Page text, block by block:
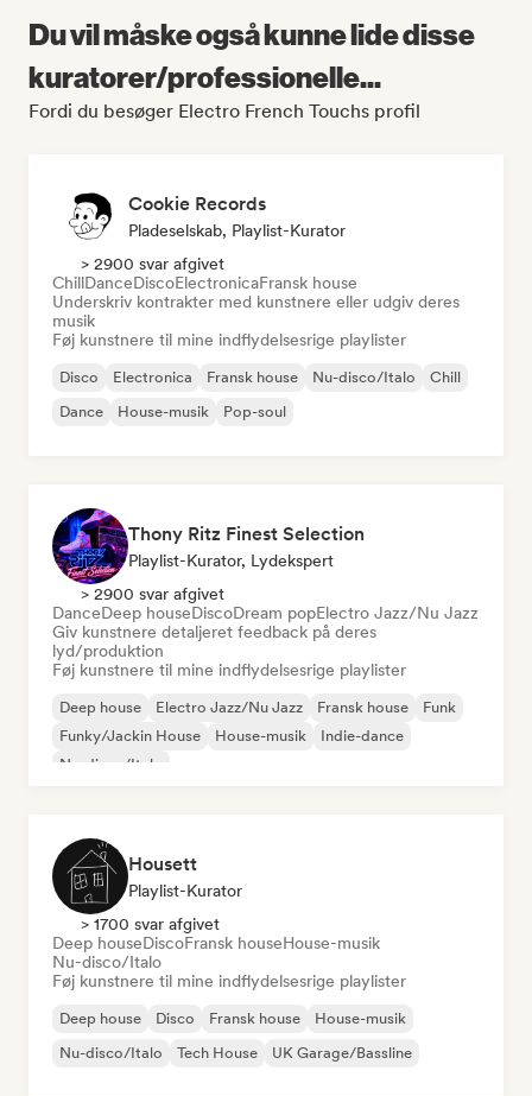
Du vil måske også kunne lide disse
kuratorer/professionelle...
Fordi du besøger Electro French Touchs profil
Cookie Records
Pladeselskab, Playlist-Kurator
> 2900 svar afgivet
ChillDanceDiscoElectronicaFransk house
Underskriv kontrakter med kunstnere eller udgiv deres
musik
Føj kunstnere til mine indflydelsesrige playlister
Disco Electronica Fransk house Nu-disco/Italo
Chill
Dance
House-musik Pop-soul
Thony Ritz Finest Selection
Playlist-Kurator, Lydekspert
> 2900 svar afgivet
DanceDeep houseDiscoDream popElectro Jazz/Nu Jazz
Giv kunstnere detaljeret feedback på deres
lyd/produktion
Føj kunstnere til mine indflydelsesrige playlister
Deep house Electro Jazz/Nu Jazz Fransk house
Funk
Funky/Jackin House
House-musik
Indie-dance
Nu-disco/Italo
Housett
Playlist-Kurator
> 1700 svar afgivet
Deep houseDiscoFransk houseHouse-musik
Nu-disco/Italo
Føj kunstnere til mine indflydelsesrige playlister
Deep house Disco Fransk house
House-musik
Nu-disco/Italo
Tech House UK Garage/Bassline